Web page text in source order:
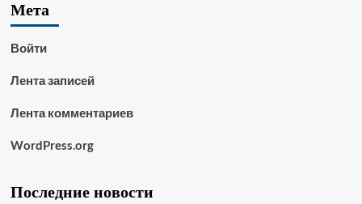
Мета
Войти
Лента записей
Лента комментариев
WordPress.org
Последние новости